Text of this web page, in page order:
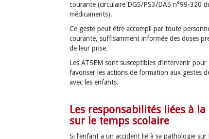
courante (circulaire DGS/PS3/DAS n°99-320
médicaments).
Ce geste peut être accompli par toute
courante, suffisamment informée des doses
de leur prise.
Les ATSEM sont susceptibles d’intervenir
favoriser les actions de formation aux gestes
avec les enfants.
Les responsabilités liées à
sur le temps scolaire
Si l’enfant a un accident lié à sa pathologie